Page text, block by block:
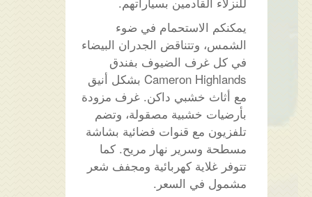
يمكنكم الاستحمام في ضوء
الشمس، وتتناقض الجدران البيضاء
في كل غرف الضيوف بفندق
Cameron Highlands بشكل أنيق
مع أثاث خشبي داكن. غرف مزودة
بأرضيات خشبية مصقولة، وتضم
تلفزيون مع قنوات فضائية بشاشة
مسطحة وسرير نهار مريح. كما
تتوفر غلاية كهربائية ومجفف شعر
مشمول في السعر.